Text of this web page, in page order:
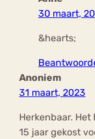
30 maart,
&hearts;
Anoniem
31 maart, 2023
Herkenbaar.
15 jaar gekost